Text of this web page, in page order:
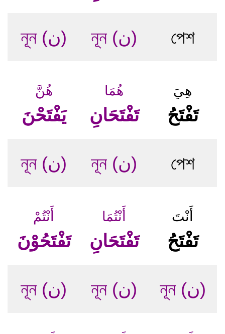
নূন (ن) নূন (ن) পেশ
هُنَّ
يَفْتَحْنَ
هُمَا
تَفْتَحَانِ
هِيَ
تَفْتَحُ
নূন (ن) নূন (ن) পেশ
أَنْتُمْ
تَفْتَحُوْنَ
أَنْتُمَا
تَفْتَحَانِ
أَنْتَ
تَفْتَحُ
নূন (ن) নূন (ن) নূন (ن)